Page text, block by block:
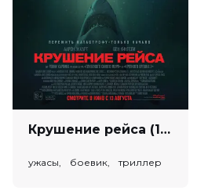
Крушение рейса (18+)
ужасы, боевик, триллер